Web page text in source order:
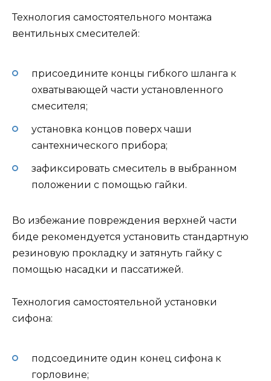
Технология самостоятельного монтажа
вентильных смесителей:
присоедините концы гибкого шланга к
охватывающей части установленного
смесителя;
установка концов поверх чаши
сантехнического прибора;
зафиксировать смеситель в выбранном
положении с помощью гайки.
Во избежание повреждения верхней части
биде рекомендуется установить стандартную
резиновую прокладку и затянуть гайку с
помощью насадки и пассатижей.
Технология самостоятельной установки
сифона:
подсоедините один конец сифона к
горловине;